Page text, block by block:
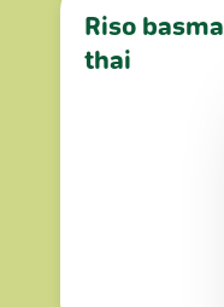
Riso
thai